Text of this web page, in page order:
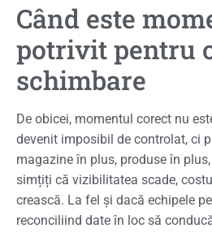
Când este
potrivit pentru
schimbare
De obicei, momentul corect nu
devenit imposibil de controlat, ci
magazine în plus, produse în
simțiți că vizibilitatea scade,
crească. La fel și dacă echipele
reconciliind date în loc să